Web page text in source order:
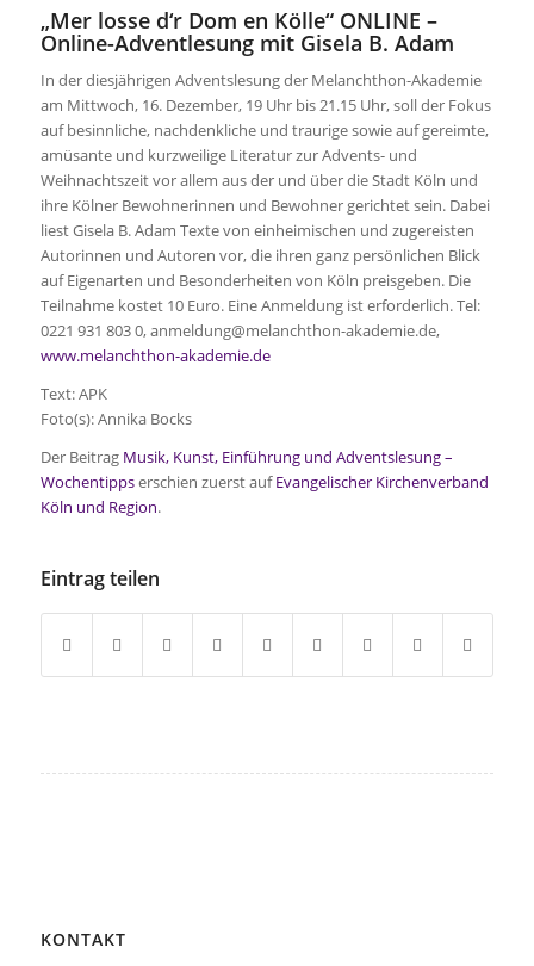
„Mer losse d‘r Dom en Kölle“ ONLINE –
Online-Adventlesung mit Gisela B. Adam
In der diesjährigen Adventslesung der Melanchthon-Akademie
am Mittwoch, 16. Dezember, 19 Uhr bis 21.15 Uhr, soll der Fokus
auf besinnliche, nachdenkliche und traurige sowie auf gereimte,
amüsante und kurzweilige Literatur zur Advents- und
Weihnachtszeit vor allem aus der und über die Stadt Köln und
ihre Kölner Bewohnerinnen und Bewohner gerichtet sein. Dabei
liest Gisela B. Adam Texte von einheimischen und zugereisten
Autorinnen und Autoren vor, die ihren ganz persönlichen Blick
auf Eigenarten und Besonderheiten von Köln preisgeben. Die
Teilnahme kostet 10 Euro. Eine Anmeldung ist erforderlich. Tel:
0221 931 803 0, anmeldung@melanchthon-akademie.de,
www.melanchthon-akademie.de
Text: APK
Foto(s): Annika Bocks
Der Beitrag Musik, Kunst, Einführung und Adventslesung –
Wochentippserschien zuerst aufEvangelischer Kirchenverband
Köln und Region.
Eintrag teilen
KONTAKT